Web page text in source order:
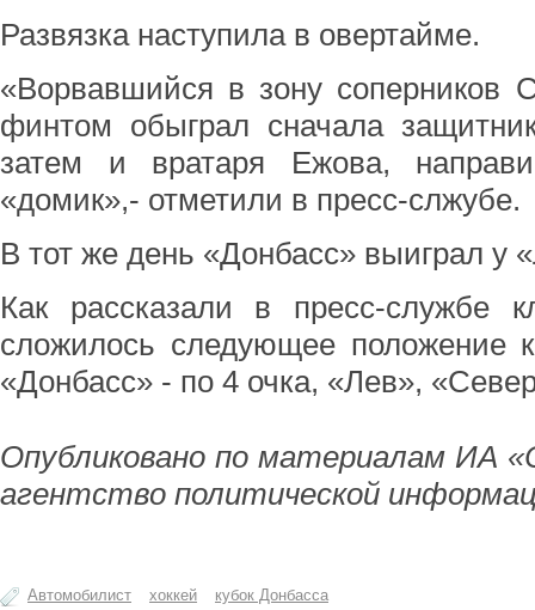
Развязка наступила в овертайме.
«Ворвавшийся в зону
финтом обыграл сначала
затем и вратаря Ежова,
«домик»,- отметили в пресс-слжубе.
В тот же день «Донбасс» выиграл у
Как рассказали в пресс-службе
сложилось следующее положение
«Донбасс» - по 4 очка, «Лев»,
Опубликовано по материалам ИА
агентство политической
Автомобилист хоккей кубок Донбасса